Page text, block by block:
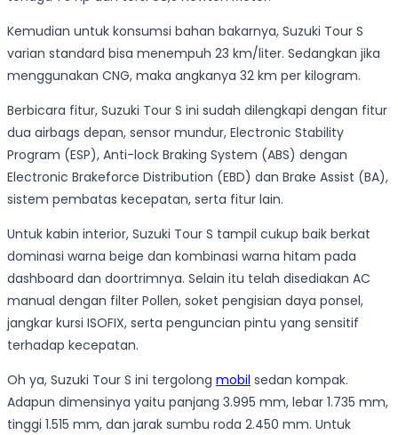
Kemudian untuk konsumsi bahan bakarnya, Suzuki Tour S
varian standard bisa menempuh 23 km/liter. Sedangkan jika
menggunakan CNG, maka angkanya 32 km per kilogram.
Berbicara fitur, Suzuki Tour S ini sudah dilengkapi dengan fitur
dua airbags depan, sensor mundur, Electronic Stability
Program (ESP), Anti-lock Braking System (ABS) dengan
Electronic Brakeforce Distribution (EBD) dan Brake Assist (BA),
sistem pembatas kecepatan, serta fitur lain.
Untuk kabin interior, Suzuki Tour S tampil cukup baik berkat
dominasi warna beige dan kombinasi warna hitam pada
dashboard dan doortrimnya. Selain itu telah disediakan AC
manual dengan filter Pollen, soket pengisian daya ponsel,
jangkar kursi ISOFIX, serta penguncian pintu yang sensitif
terhadap kecepatan.
Oh ya, Suzuki Tour S ini tergolong mobil sedan kompak.
Adapun dimensinya yaitu panjang 3.995 mm, lebar 1.735 mm,
tinggi 1.515 mm, dan jarak sumbu roda 2.450 mm. Untuk